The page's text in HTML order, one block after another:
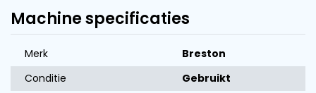
Machine specificaties
Merk
Breston
Conditie
Gebruikt